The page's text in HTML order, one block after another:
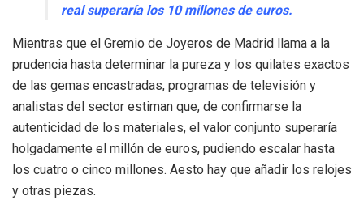
real superaría los 10 millones de euros.
Mientras que el Gremio de Joyeros de Madrid llama a la
prudencia hasta determinar la pureza y los quilates exactos
de las gemas encastradas, programas de televisión y
analistas del sector estiman que, de confirmarse la
autenticidad de los materiales, el valor conjunto superaría
holgadamente el millón de euros, pudiendo escalar hasta
los cuatro o cinco millones. Aesto hay que añadir los relojes
y otras piezas.